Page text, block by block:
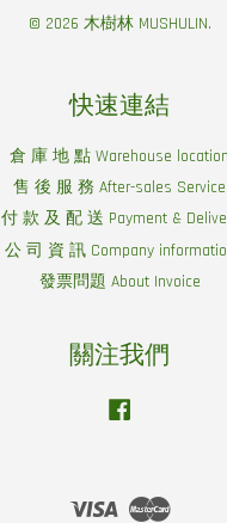
© 2026 木樹林 MUSHULIN.
快速連結
倉 庫 地 點 Warehouse location
售 後 服 務 After-sales Service
付 款 及 配 送 Payment &
公 司 資 訊 Company
發票問題 About Invoice
關注我們
Visa Master